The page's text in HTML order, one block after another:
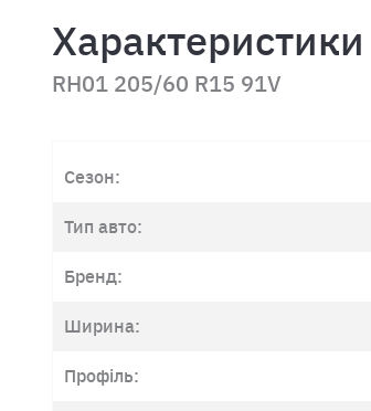
Характеристики
RH01 205/60 R15 91V
Сезон:
Тип авто:
Бренд:
Ширина:
Профіль: